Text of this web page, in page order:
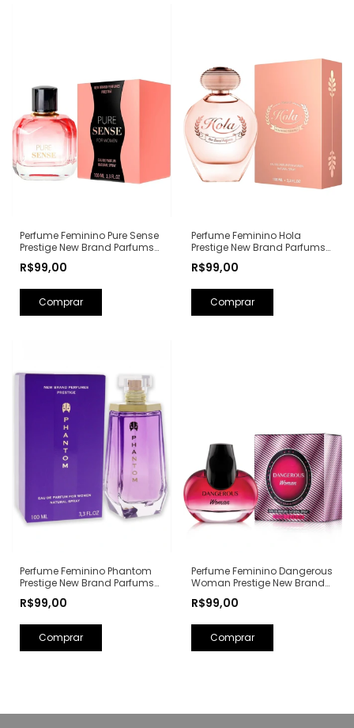
Perfume Feminino Pure Sense
Prestige New Brand Parfums
Olfativa: Pure XS For Her
R$99,00
Perfume Feminino Hola
Prestige New Brand Parfums
Olfativa: Olympéa Paco
R$99,00
Perfume Feminino Phantom
Prestige New Brand Parfums
Olfativa: Alien Mugler)
R$99,00
Perfume Feminino Dangerous
Woman Prestige New Brand
100ml (Ref. Olfativa: Poison
R$99,00